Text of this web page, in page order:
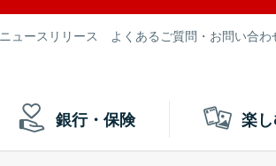
ニュースリリース よくあるご質問・お問い合わ
銀行・保険 楽